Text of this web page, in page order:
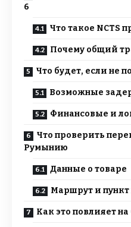
6
Что такое NCTS
Почему общий
Что будет, если не
Возможные
Финансовые и
Что проверить
Румынию
Данные о товаре
Маршрут и пункт
Как это повлияет